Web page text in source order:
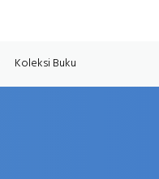
Koleksi Buku